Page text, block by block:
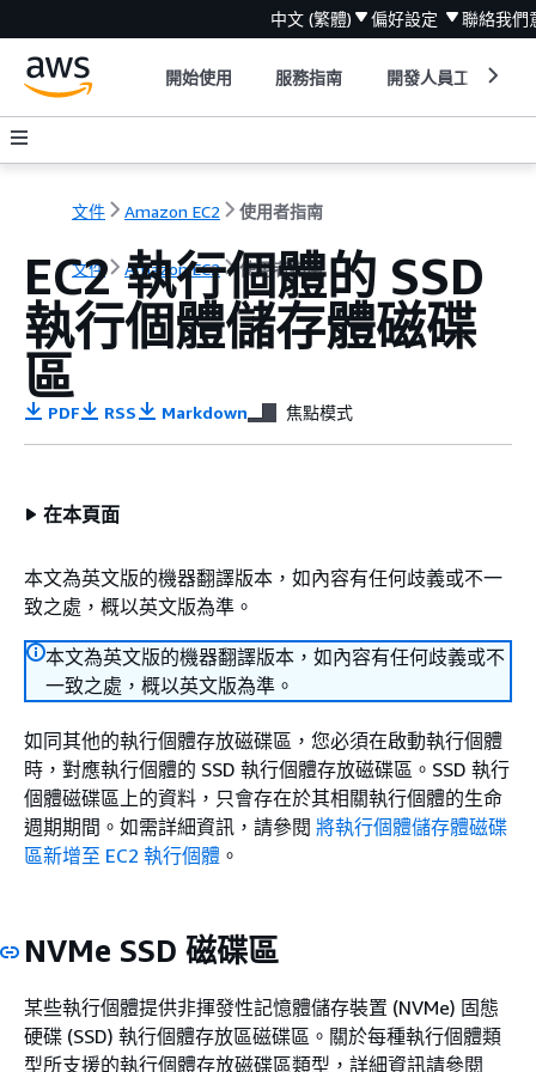
中文 (繁體) 偏好設定 聯絡我們
開始使用 服務指南 開發人員工具
文件 Amazon EC2 使用者指南
文件 Amazon EC2 使用者指南
EC2 執行個體的 SSD
執行個體儲存體磁碟
區
PDF RSS Markdown 焦點模式
在本頁面
本文為英文版的機器翻譯版本，如內容有任何歧義或不一
致之處，概以英文版為準。
本文為英文版的機器翻譯版本，如內容有任何歧義或不
一致之處，概以英文版為準。
如同其他的執行個體存放磁碟區，您必須在啟動執行個體
時，對應執行個體的 SSD 執行個體存放磁碟區。SSD 執行
個體磁碟區上的資料，只會存在於其相關執行個體的生命
週期期間。如需詳細資訊，請參閱 將執行個體儲存體磁碟
區新增至 EC2 執行個體 。
NVMe SSD 磁碟區
某些執行個體提供非揮發性記憶體儲存裝置 (NVMe) 固態
硬碟 (SSD) 執行個體存放區磁碟區。關於每種執行個體類
型所支援的執行個體存放磁碟區類型，詳細資訊請參閱